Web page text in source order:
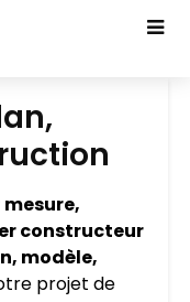
mesure,
constructeur
modèle,
projet de